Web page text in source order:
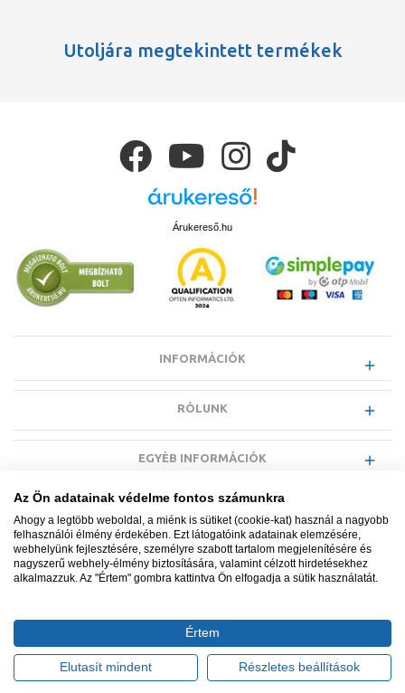
Utoljára megtekintett termékek
Árukereső.hu
INFORMÁCIÓK
RÓLUNK
EGYÉB INFORMÁCIÓK
87052/2015.
Ügyfélszolgálat: +36 1 700 3500
Tervezte és készítette:
Vision-Software, az Octopus 8 ERP
forgalmazója.
Az Ön adatainak védelme fontos számunkra
Ahogy a legtöbb weboldal, a miénk is sütiket (cookie-kat) használ a nagyobb
felhasználói élmény érdekében. Ezt látogatóink adatainak elemzésére,
webhelyünk fejlesztésére, személyre szabott tartalom megjelenítésére és
nagyszerű webhely-élmény biztosítására, valamint célzott hirdetésekhez
alkalmazzuk. Az "Értem" gombra kattintva Ön elfogadja a sütik használatát.
Értem
Elutasít mindent Részletes beállítások